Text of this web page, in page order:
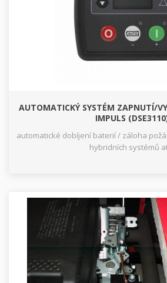
AUTOMATICKÝ SYSTÉM ZAPNUTÍ/
IMPULS
automatické dobíjení baterií / záloha
hybridních systémů